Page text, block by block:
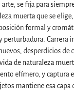
se fija para
muerta que se
formal y
perturbadora. Carrera
desperdicios de
de naturaleza
efímero, y captura
mantiene esa capa